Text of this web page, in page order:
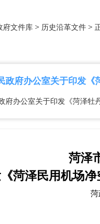
府文件库> 历史沿革文件>
府办公室关于印发《菏泽牡
菏泽
菏泽民用机场
菏